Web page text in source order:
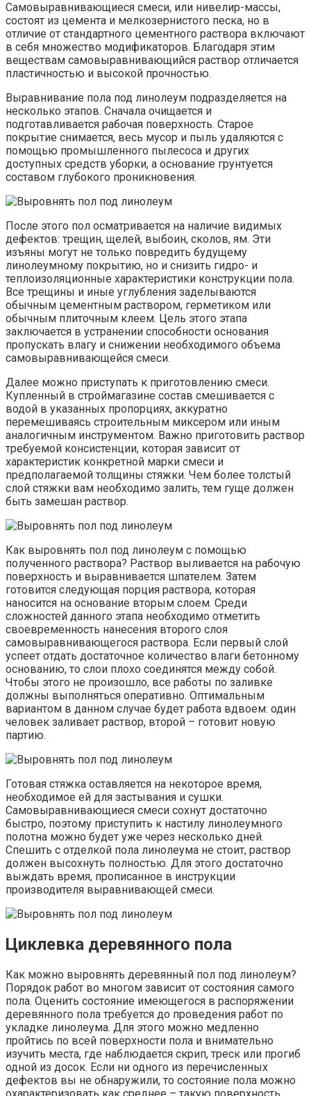
Самовыравнивающиеся смеси, или нивелир-массы,
состоят из цемента и мелкозернистого песка, но в
отличие от стандартного цементного раствора включают
в себя множество модификаторов. Благодаря этим
веществам самовыравнивающийся раствор отличается
пластичностью и высокой прочностью.
Выравнивание пола под линолеум подразделяется на
несколько этапов. Сначала очищается и
подготавливается рабочая поверхность. Старое
покрытие снимается, весь мусор и пыль удаляются с
помощью промышленного пылесоса и других
доступных средств уборки, а основание грунтуется
составом глубокого проникновения.
После этого пол осматривается на наличие видимых
дефектов: трещин, щелей, выбоин, сколов, ям. Эти
изъяны могут не только повредить будущему
линолеумному покрытию, но и снизить гидро- и
теплоизоляционные характеристики конструкции пола.
Все трещины и иные углубления заделываются
обычным цементным раствором, герметиком или
обычным плиточным клеем. Цель этого этапа
заключается в устранении способности основания
пропускать влагу и снижении необходимого объема
самовыравнивающейся смеси.
Далее можно приступать к приготовлению смеси.
Купленный в строймагазине состав смешивается с
водой в указанных пропорциях, аккуратно
перемешиваясь строительным миксером или иным
аналогичным инструментом. Важно приготовить раствор
требуемой консистенции, которая зависит от
характеристик конкретной марки смеси и
предполагаемой толщины стяжки. Чем более толстый
слой стяжки вам необходимо залить, тем гуще должен
быть замешан раствор.
Как выровнять пол под линолеум с помощью
полученного раствора? Раствор выливается на рабочую
поверхность и выравнивается шпателем. Затем
готовится следующая порция раствора, которая
наносится на основание вторым слоем. Среди
сложностей данного этапа необходимо отметить
своевременность нанесения второго слоя
самовыравнивающегося раствора. Если первый слой
успеет отдать достаточное количество влаги бетонному
основанию, то слои плохо соединятся между собой.
Чтобы этого не произошло, все работы по заливке
должны выполняться оперативно. Оптимальным
вариантом в данном случае будет работа вдвоем: один
человек заливает раствор, второй – готовит новую
партию.
Готовая стяжка оставляется на некоторое время,
необходимое ей для застывания и сушки.
Самовыравнивающиеся смеси сохнут достаточно
быстро, поэтому приступить к настилу линолеумного
полотна можно будет уже через несколько дней.
Спешить с отделкой пола линолеума не стоит, раствор
должен высохнуть полностью. Для этого достаточно
выждать время, прописанное в инструкции
производителя выравнивающей смеси.
Циклевка деревянного пола
Как можно выровнять деревянный пол под линолеум?
Порядок работ во многом зависит от состояния самого
пола. Оценить состояние имеющегося в распоряжении
деревянного пола требуется до проведения работ по
укладке линолеума. Для этого можно медленно
пройтись по всей поверхности пола и внимательно
изучить места, где наблюдается скрип, треск или прогиб
одной из досок. Если ни одного из перечисленных
дефектов вы не обнаружили, то состояние пола можно